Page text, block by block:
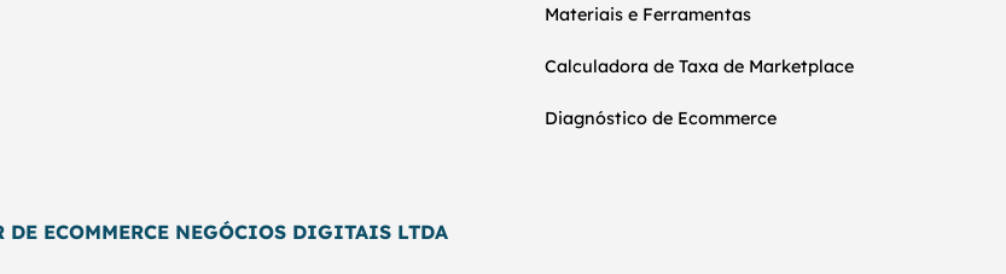
Materiais e Ferramentas
Calculadora de Taxa de Marketplace
Diagnóstico de Ecommerce
DE ECOMMERCE NEGÓCIOS DIGITAIS LTDA